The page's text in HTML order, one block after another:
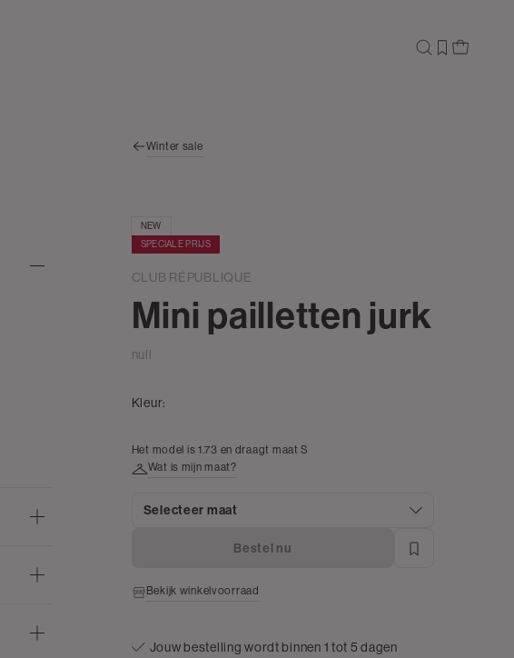
Winter sale
NEW
SPECIALE PRIJS
CLUB RÉPUBLIQUE
Mini pailletten jurk
null
Kleur:
Het model is 1.73 en draagt maat S
Wat is mijn maat?
Selecteer maat
Bestel nu
Bekijk winkelvoorraad
Jouw bestelling wordt binnen 1 tot 5 dagen